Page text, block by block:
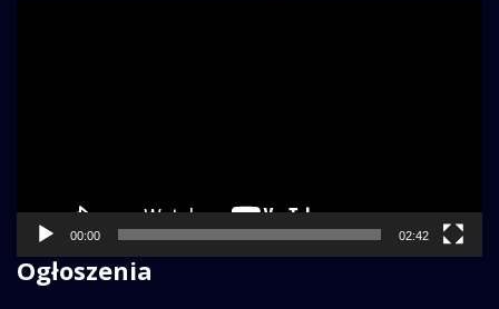
00:00 02:42
Ogłoszenia